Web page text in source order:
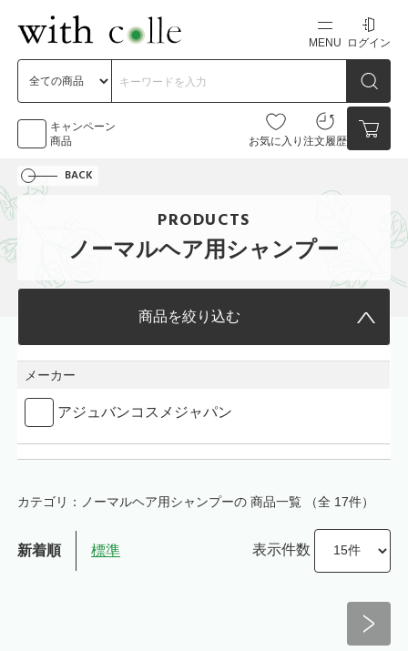
MENU
新規会員登録
ログイン
キャンペーン
商品
お気に入り 注文履歴
0点
BACK
PRODUCTS
ノーマルヘア用シャンプー
商品を絞り込む
メーカー
アジュバンコスメジャパン
カテゴリ：ノーマルヘア用シャンプーの 商品一覧 （全 17件）
新着順 標準 表示件数